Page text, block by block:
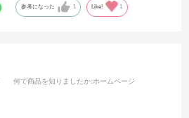
参考になった 1 Like! 1
何で商品を知りましたか:ホームページ